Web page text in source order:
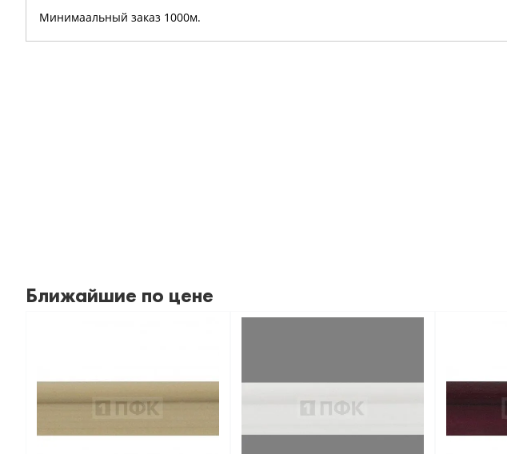
Минимаальный заказ 1000м.
Ближайшие по цене